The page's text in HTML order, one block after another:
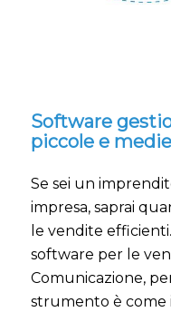
Software
piccole e
Se sei un
impresa, saprai
le vendite
software per le
Comunicazione,
strumento è come